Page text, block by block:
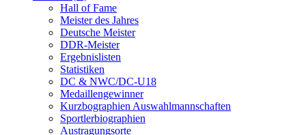
Hall of Fame
Meister des Jahres
Deutsche Meister
DDR-Meister
Ergebnislisten
Statistiken
DC & NWC/DC-U18
Medaillengewinner
Kurzbographien Auswahlmannschaften
Sportlerbiographien
Austragungsorte